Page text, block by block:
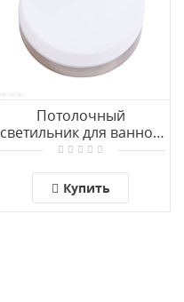
Потолочный
светильник для ванной
комнаты Arte Lamp
1AB
Купить